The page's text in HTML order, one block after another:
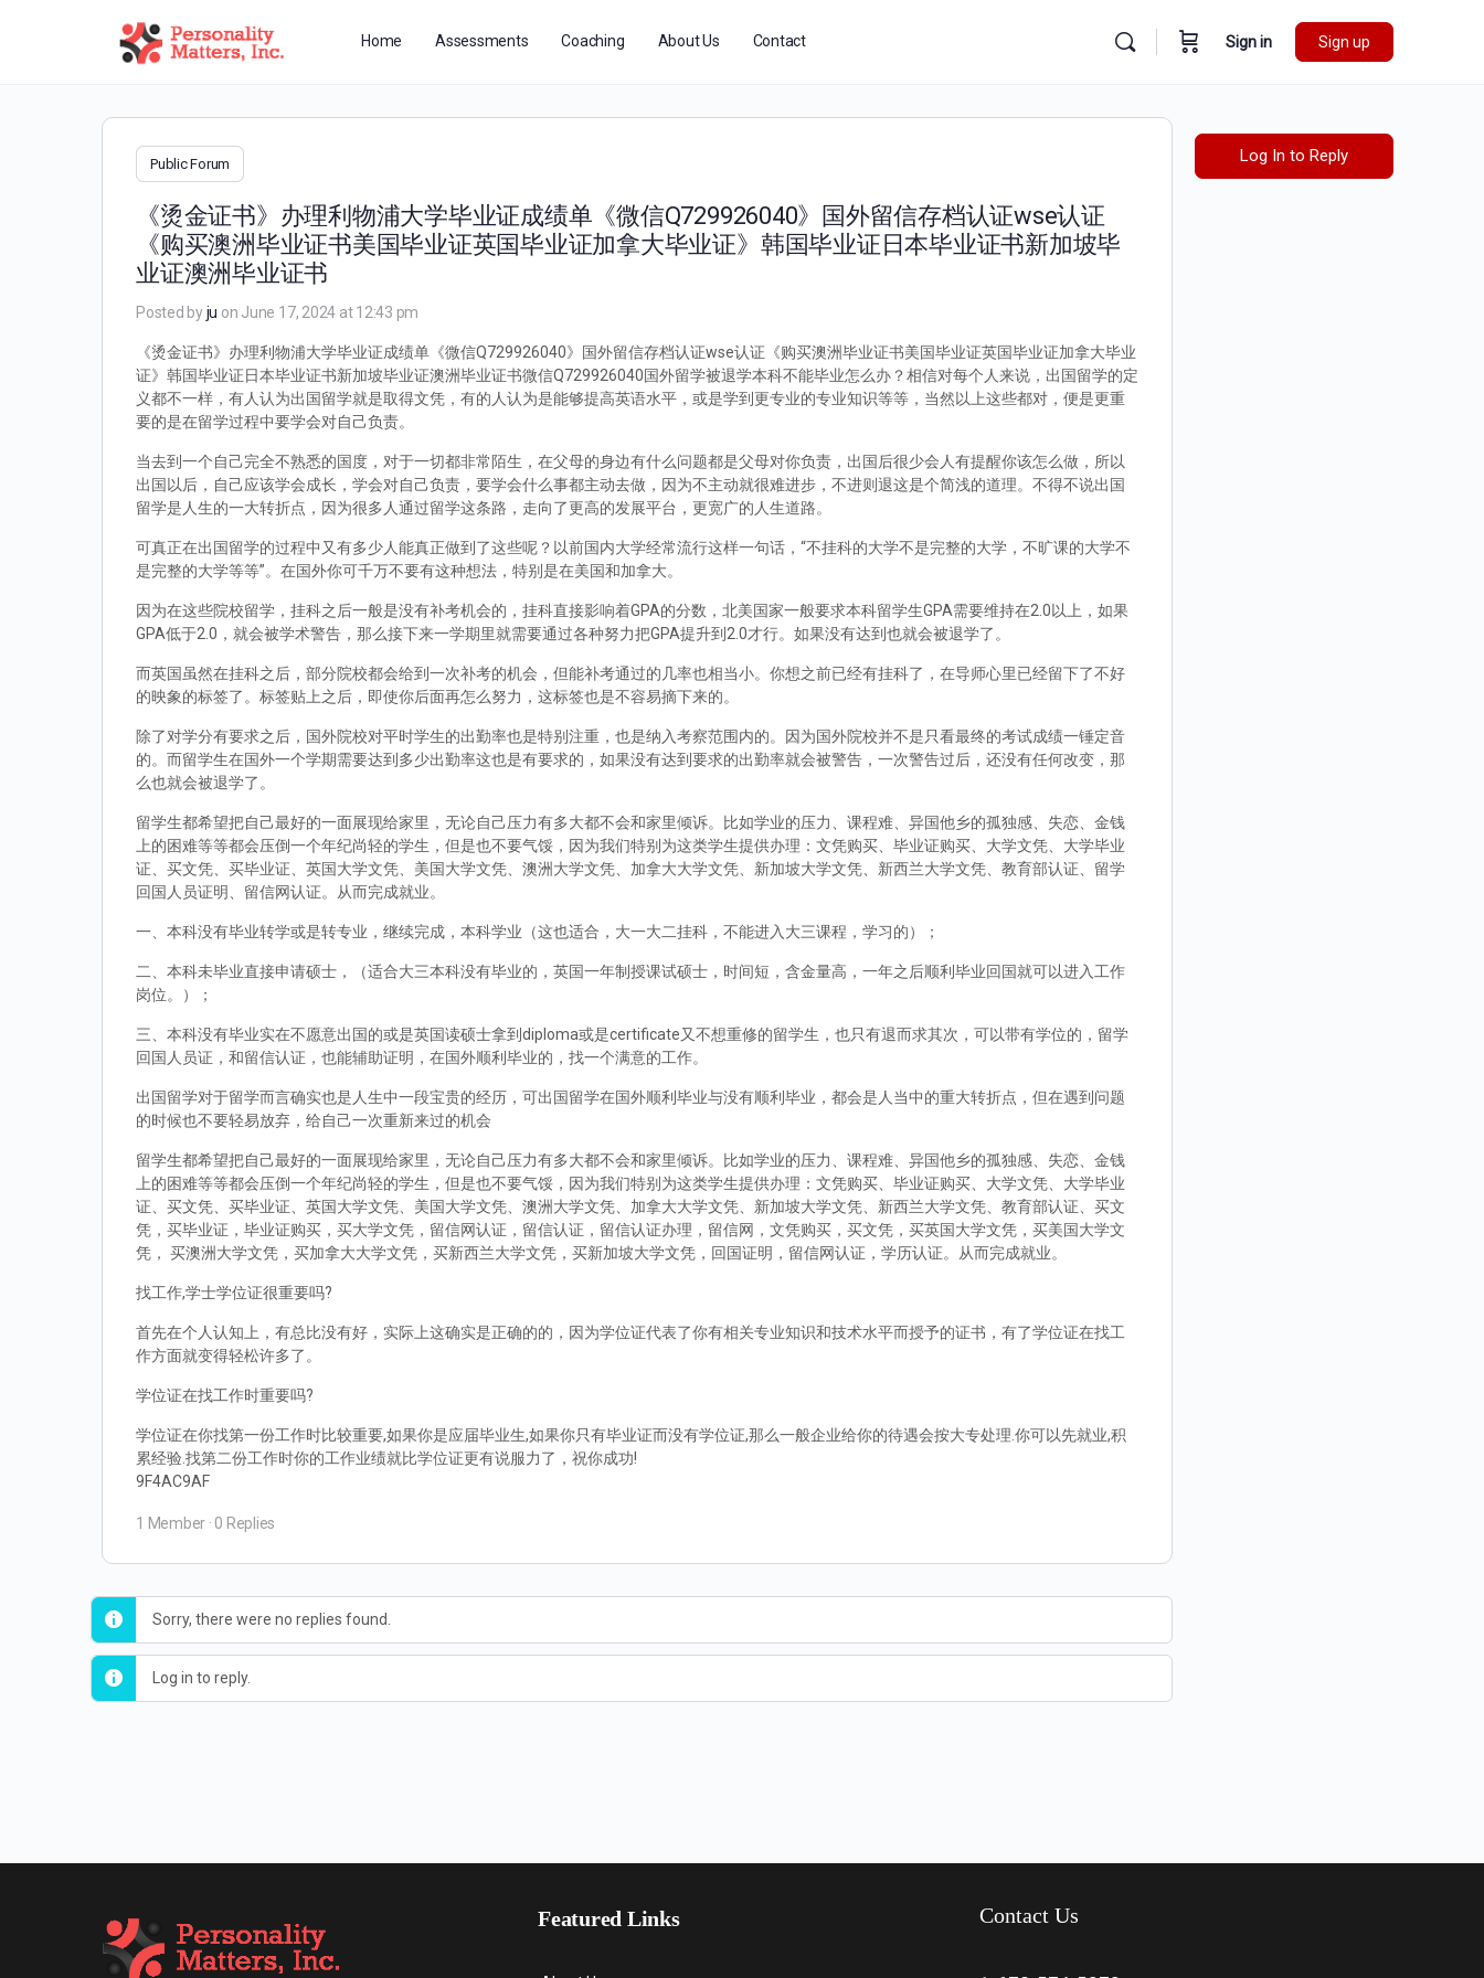
Home Assessments Coaching About Us Contact Sign in Sign up
Public Forum
《烫金证书》办理利物浦大学毕业证成绩单《微信Q729926040》国外留信存档认证wse认证
《购买澳洲毕业证书美国毕业证英国毕业证加拿大毕业证》韩国毕业证日本毕业证书新加坡毕
业证澳洲毕业证书
Posted byju on June 17, 2024 at 12:43 pm
《烫金证书》办理利物浦大学毕业证成绩单《微信Q729926040》国外留信存档认证wse认证《购买澳洲毕业证书美国毕业证英国毕业证加拿大毕业
证》韩国毕业证日本毕业证书新加坡毕业证澳洲毕业证书微信Q729926040国外留学被退学本科不能毕业怎么办？相信对每个人来说，出国留学的定
义都不一样，有人认为出国留学就是取得文凭，有的人认为是能够提高英语水平，或是学到更专业的专业知识等等，当然以上这些都对，便是更重
要的是在留学过程中要学会对自己负责。
当去到一个自己完全不熟悉的国度，对于一切都非常陌生，在父母的身边有什么问题都是父母对你负责，出国后很少会人有提醒你该怎么做，所以
出国以后，自己应该学会成长，学会对自己负责，要学会什么事都主动去做，因为不主动就很难进步，不进则退这是个简浅的道理。不得不说出国
留学是人生的一大转折点，因为很多人通过留学这条路，走向了更高的发展平台，更宽广的人生道路。
可真正在出国留学的过程中又有多少人能真正做到了这些呢？以前国内大学经常流行这样一句话，“不挂科的大学不是完整的大学，不旷课的大学不
是完整的大学等等”。在国外你可千万不要有这种想法，特别是在美国和加拿大。
因为在这些院校留学，挂科之后一般是没有补考机会的，挂科直接影响着GPA的分数，北美国家一般要求本科留学生GPA需要维持在2.0以上，如果
GPA低于2.0，就会被学术警告，那么接下来一学期里就需要通过各种努力把GPA提升到2.0才行。如果没有达到也就会被退学了。
而英国虽然在挂科之后，部分院校都会给到一次补考的机会，但能补考通过的几率也相当小。你想之前已经有挂科了，在导师心里已经留下了不好
的映象的标签了。标签贴上之后，即使你后面再怎么努力，这标签也是不容易摘下来的。
除了对学分有要求之后，国外院校对平时学生的出勤率也是特别注重，也是纳入考察范围内的。因为国外院校并不是只看最终的考试成绩一锤定音
的。而留学生在国外一个学期需要达到多少出勤率这也是有要求的，如果没有达到要求的出勤率就会被警告，一次警告过后，还没有任何改变，那
么也就会被退学了。
留学生都希望把自己最好的一面展现给家里，无论自己压力有多大都不会和家里倾诉。比如学业的压力、课程难、异国他乡的孤独感、失恋、金钱
上的困难等等都会压倒一个年纪尚轻的学生，但是也不要气馁，因为我们特别为这类学生提供办理：文凭购买、毕业证购买、大学文凭、大学毕业
证、买文凭、买毕业证、英国大学文凭、美国大学文凭、澳洲大学文凭、加拿大大学文凭、新加坡大学文凭、新西兰大学文凭、教育部认证、留学
回国人员证明、留信网认证。从而完成就业。
一、本科没有毕业转学或是转专业，继续完成，本科学业（这也适合，大一大二挂科，不能进入大三课程，学习的）；
二、本科未毕业直接申请硕士，（适合大三本科没有毕业的，英国一年制授课试硕士，时间短，含金量高，一年之后顺利毕业回国就可以进入工作
岗位。）；
三、本科没有毕业实在不愿意出国的或是英国读硕士拿到diploma或是certificate又不想重修的留学生，也只有退而求其次，可以带有学位的，留学
回国人员证，和留信认证，也能辅助证明，在国外顺利毕业的，找一个满意的工作。
出国留学对于留学而言确实也是人生中一段宝贵的经历，可出国留学在国外顺利毕业与没有顺利毕业，都会是人当中的重大转折点，但在遇到问题
的时候也不要轻易放弃，给自己一次重新来过的机会
留学生都希望把自己最好的一面展现给家里，无论自己压力有多大都不会和家里倾诉。比如学业的压力、课程难、异国他乡的孤独感、失恋、金钱
上的困难等等都会压倒一个年纪尚轻的学生，但是也不要气馁，因为我们特别为这类学生提供办理：文凭购买、毕业证购买、大学文凭、大学毕业
证、买文凭、买毕业证、英国大学文凭、美国大学文凭、澳洲大学文凭、加拿大大学文凭、新加坡大学文凭、新西兰大学文凭、教育部认证、买文
凭，买毕业证，毕业证购买，买大学文凭，留信网认证，留信认证，留信认证办理，留信网，文凭购买，买文凭，买英国大学文凭，买美国大学文
凭， 买澳洲大学文凭，买加拿大大学文凭，买新西兰大学文凭，买新加坡大学文凭，回国证明，留信网认证，学历认证。从而完成就业。
找工作,学士学位证很重要吗?
首先在个人认知上，有总比没有好，实际上这确实是正确的的，因为学位证代表了你有相关专业知识和技术水平而授予的证书，有了学位证在找工
作方面就变得轻松许多了。
学位证在找工作时重要吗?
学位证在你找第一份工作时比较重要,如果你是应届毕业生,如果你只有毕业证而没有学位证,那么一般企业给你的待遇会按大专处理.你可以先就业,积
累经验.找第二份工作时你的工作业绩就比学位证更有说服力了，祝你成功!
9F4AC9AF
1 Member · 0 Replies
Sorry, there were no replies found.
Log in to reply.
Log In to Reply
Featured Links Contact Us